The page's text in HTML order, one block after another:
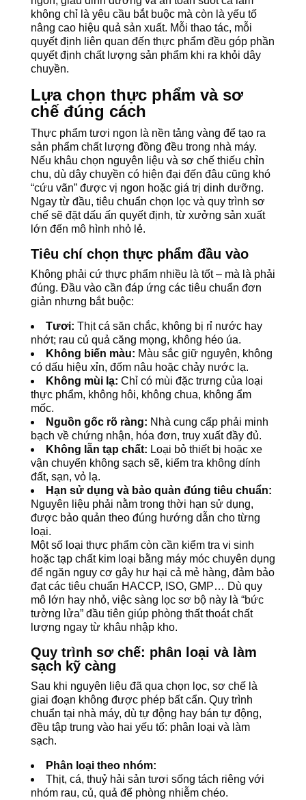
không chỉ là yêu cầu bắt buộc mà còn là yếu tố
nâng cao hiệu quả sản xuất. Mỗi thao tác, mỗi
quyết định liên quan đến thực phẩm đều góp phần
quyết định chất lượng sản phẩm khi ra khỏi dây
chuyền.
Lựa chọn thực phẩm và sơ
chế đúng cách
Thực phẩm tươi ngon là nền tảng vàng để tạo ra
sản phẩm chất lượng đồng đều trong nhà máy.
Nếu khâu chọn nguyên liệu và sơ chế thiếu chỉn
chu, dù dây chuyền có hiện đại đến đâu cũng khó
“cứu vãn” được vị ngon hoặc giá trị dinh dưỡng.
Ngay từ đầu, tiêu chuẩn chọn lọc và quy trình sơ
chế sẽ đặt dấu ấn quyết định, từ xưởng sản xuất
lớn đến mô hình nhỏ lẻ.
Tiêu chí chọn thực phẩm đầu vào
Không phải cứ thực phẩm nhiều là tốt – mà là phải
đúng. Đầu vào cần đáp ứng các tiêu chuẩn đơn
giản nhưng bắt buộc:
Tươi: Thịt cá săn chắc, không bị rỉ nước hay
nhớt; rau củ quả căng mọng, không héo úa.
Không biến màu: Màu sắc giữ nguyên, không
có dấu hiệu xỉn, đốm nâu hoặc chảy nước lạ.
Không mùi lạ: Chỉ có mùi đặc trưng của loại
thực phẩm, không hôi, không chua, không ẩm
mốc.
Nguồn gốc rõ ràng: Nhà cung cấp phải minh
bạch về chứng nhận, hóa đơn, truy xuất đầy đủ.
Không lẫn tạp chất: Loại bỏ thiết bị hoặc xe
vận chuyển không sạch sẽ, kiểm tra không dính
đất, sạn, vỏ lạ.
Hạn sử dụng và bảo quản đúng tiêu chuẩn:
Nguyên liệu phải nằm trong thời hạn sử dụng,
được bảo quản theo đúng hướng dẫn cho từng
loại.
Một số loại thực phẩm còn cần kiểm tra vi sinh
hoặc tạp chất kim loại bằng máy móc chuyên dụng
để ngăn nguy cơ gây hư hại cả mẻ hàng, đảm bảo
đạt các tiêu chuẩn HACCP, ISO, GMP… Dù quy
mô lớn hay nhỏ, việc sàng lọc sơ bộ này là “bức
tường lửa” đầu tiên giúp phòng thất thoát chất
lượng ngay từ khâu nhập kho.
Quy trình sơ chế: phân loại và làm
sạch kỹ càng
Sau khi nguyên liệu đã qua chọn lọc, sơ chế là
giai đoạn không được phép bất cẩn. Quy trình
chuẩn tại nhà máy, dù tự động hay bán tự động,
đều tập trung vào hai yếu tố: phân loại và làm
sạch.
Phân loại theo nhóm:
Thịt, cá, thuỷ hải sản tươi sống tách riêng với
nhóm rau, củ, quả để phòng nhiễm chéo.